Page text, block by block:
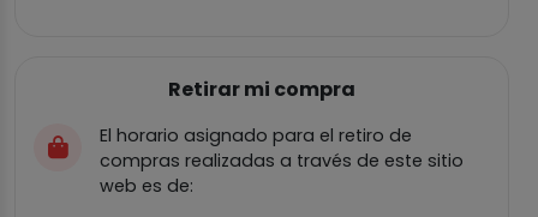
Retirar mi compra
El horario asignado para el retiro de
compras realizadas a través de este sitio
web es de: